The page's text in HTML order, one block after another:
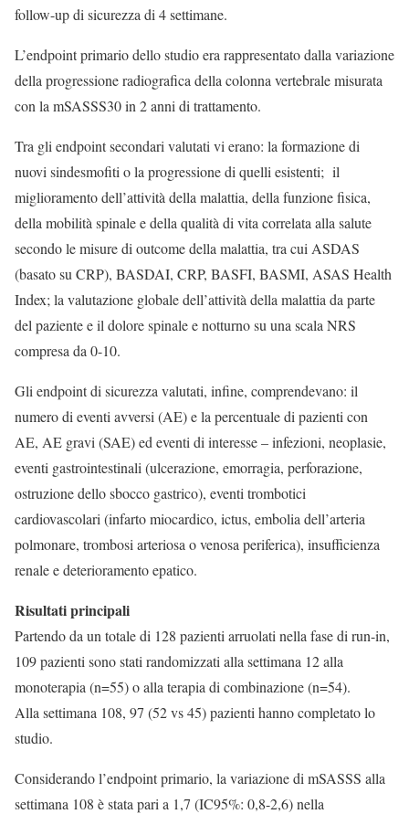
follow-up di sicurezza di 4 settimane.
L’endpoint primario dello studio era rappresentato dalla variazione
della progressione radiografica della colonna vertebrale misurata
con la mSASSS30 in 2 anni di trattamento.
Tra gli endpoint secondari valutati vi erano: la formazione di
nuovi sindesmofiti o la progressione di quelli esistenti; il
miglioramento dell’attività della malattia, della funzione fisica,
della mobilità spinale e della qualità di vita correlata alla salute
secondo le misure di outcome della malattia, tra cui ASDAS
(basato su CRP), BASDAI, CRP, BASFI, BASMI, ASAS Health
Index; la valutazione globale dell’attività della malattia da parte
del paziente e il dolore spinale e notturno su una scala NRS
compresa da 0-10.
Gli endpoint di sicurezza valutati, infine, comprendevano: il
numero di eventi avversi (AE) e la percentuale di pazienti con
AE, AE gravi (SAE) ed eventi di interesse – infezioni, neoplasie,
eventi gastrointestinali (ulcerazione, emorragia, perforazione,
ostruzione dello sbocco gastrico), eventi trombotici
cardiovascolari (infarto miocardico, ictus, embolia dell’arteria
polmonare, trombosi arteriosa o venosa periferica), insufficienza
renale e deterioramento epatico.
Risultati principali
Partendo da un totale di 128 pazienti arruolati nella fase di run-in,
109 pazienti sono stati randomizzati alla settimana 12 alla
monoterapia (n=55) o alla terapia di combinazione (n=54).
Alla settimana 108, 97 (52 vs 45) pazienti hanno completato lo
studio.
Considerando l’endpoint primario, la variazione di mSASSS alla
settimana 108 è stata pari a 1,7 (IC95%: 0,8-2,6) nella